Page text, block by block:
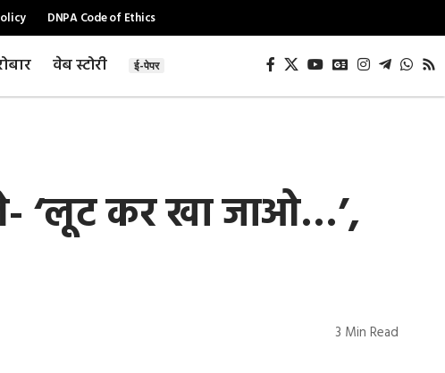
DNPA Code of Ethics
वेब स्टोरी ई-पेपर
‘लूट कर खा जाओ…’,
3 Min Read